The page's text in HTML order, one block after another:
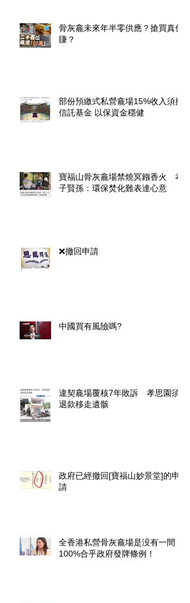
骨灰龕未來年半零供應？搶買真係
賺？
部份預繳式私營龕場15%收入須撥
信託基金 以保資金穩健
寶福山骨灰龕場禁燒冥鏹香火 孝
子賢孫：環保焚化難表達心意
❌撤回申請
中國買有風險嗎?
違契龕場覆核7年敗訴 孝思園須
退款移走遺骸
政府已經撤回[寶福山妙景堂]的申
請
全香港私營骨灰龕場是没有一間
100%合乎政府發牌條例！